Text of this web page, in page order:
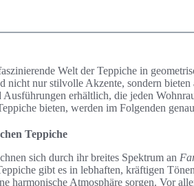
Welt der Teppiche in
nicht nur stilvolle Akzente, sondern
Ausführungen erhältlich, die jeden
bieten, werden im Folgenden
Teppiche
sich durch ihr breites Spektrum an
gibt es in lebhaften, kräftigen
harmonische Atmosphäre sorgen. Vor